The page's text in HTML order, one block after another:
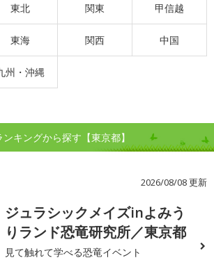
東北 関東 甲信越
東海 関西 中国
州・沖縄
キングから探す【東京都】
2026/08/08 更新
ジュラシックメイズinよみう
りランド恐竜研究所／東京都
見て触れて学べる恐竜イベント